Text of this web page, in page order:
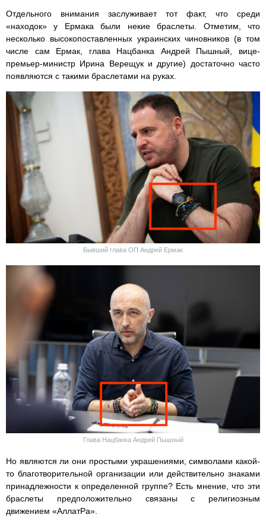
Отдельного внимания заслуживает тот факт, что среди
«находок» у Ермака были некие браслеты. Отметим, что
несколько высокопоставленных украинских чиновников (в том
числе сам Ермак, глава Нацбанка Андрей Пышный, вице-
премьер-министр Ирина Верещук и другие) достаточно часто
появляются с такими браслетами на руках.
Бывший глава ОП Андрей Ермак
Глава Нацбанка Андрей Пышный
Но являются ли они простыми украшениями, символами какой-
то благотворительной организации или действительно знаками
принадлежности к определенной группе? Есть мнение, что эти
браслеты предположительно связаны с религиозным
движением «АллатРа».